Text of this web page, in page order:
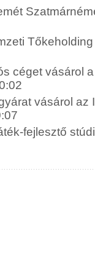
céget vásárol
vásárol az
fejlesztő